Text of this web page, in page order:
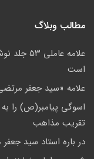
مطالب وبلاگ
علامه
است
علامه «سيد جعفر
اسوگی پیامبر(ص) را
تقریب مذاهب
در باره استاد سید